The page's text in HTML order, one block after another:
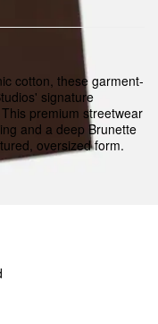
cotton, these garment-
signature
premium streetwear
and a deep Brunette
oversized form.